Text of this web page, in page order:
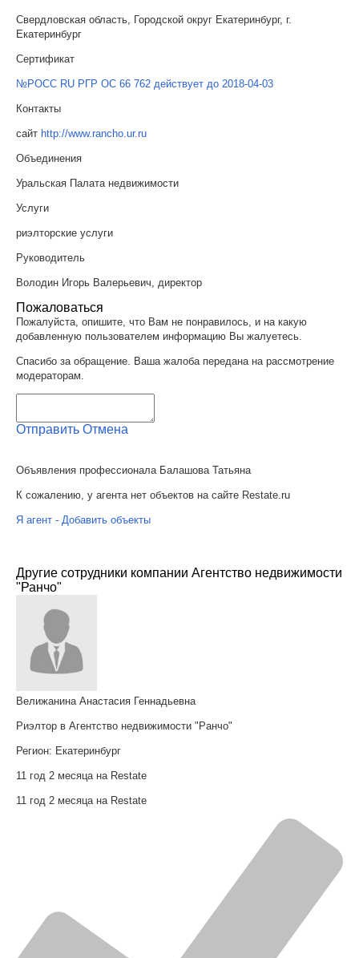
Свердловская область, Городской округ Екатеринбург, г.
Екатеринбург
Сертификат
№РОСС RU РГР ОС 66 762 действует до 2018-04-03
Контакты
сайт http://www.rancho.ur.ru
Объединения
Уральская Палата недвижимости
Услуги
риэлторские услуги
Руководитель
Володин Игорь Валерьевич, директор
Пожаловаться
Пожалуйста, опишите, что Вам не понравилось, и на какую
добавленную пользователем информацию Вы жалуетесь.
Спасибо за обращение. Ваша жалоба передана на рассмотрение
модераторам.
Отправить Отмена
Объявления профессионала Балашова Татьяна
К сожалению, у агента нет объектов на сайте Restate.ru
Я агент - Добавить объекты
Другие сотрудники компании Агентство недвижимости
"Ранчо"
Велижанина Анастасия Геннадьевна
Риэлтор в Агентство недвижимости "Ранчо"
Регион: Екатеринбург
11 год 2 месяца на Restate
11 год 2 месяца на Restate